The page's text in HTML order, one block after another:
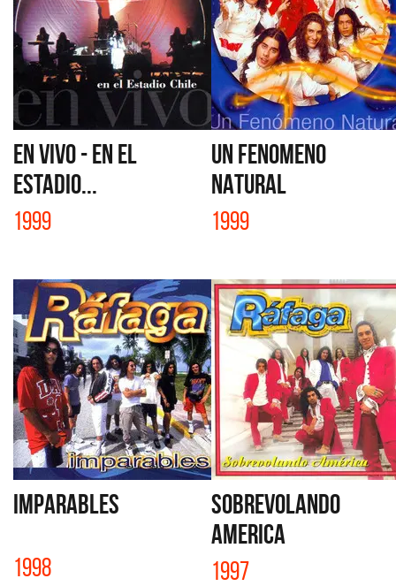
EN VIVO - EN EL
ESTADIO...
1999
UN FENOMENO
NATURAL
1999
IMPARABLES
1998
SOBREVOLANDO
AMERICA
1997